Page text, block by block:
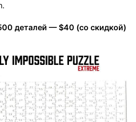
деталей — $40 (со скидкой)